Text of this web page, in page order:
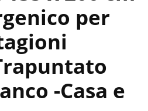
per
-Casa e